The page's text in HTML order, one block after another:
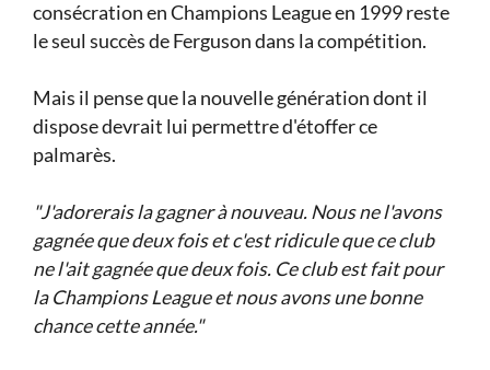
consécration en Champions League en 1999 reste
le seul succès de Ferguson dans la compétition.
Mais il pense que la nouvelle génération dont il
dispose devrait lui permettre d'étoffer ce
palmarès.
"J'adorerais la gagner à nouveau. Nous ne l'avons
gagnée que deux fois et c'est ridicule que ce club
ne l'ait gagnée que deux fois. Ce club est fait pour
la Champions League et nous avons une bonne
chance cette année."